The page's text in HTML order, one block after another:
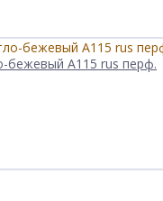
бежевый А115 rus перф.